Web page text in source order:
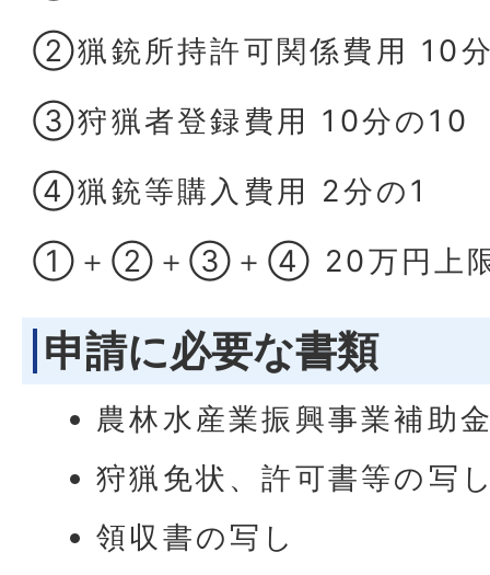
②猟銃所持許可関係費用 10
③狩猟者登録費用 10分の10
④猟銃等購入費用 2分の1
①＋②＋③＋④ 20万円上
申請に必要な書類
農林水産業振興事業補助
狩猟免状、許可書等の写
領収書の写し